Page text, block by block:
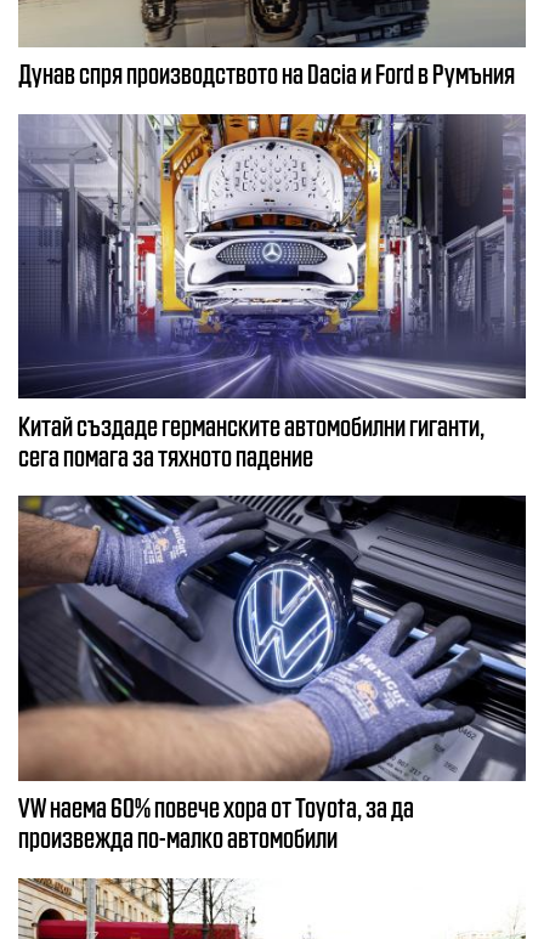
Дунав спря производството на Dacia и Ford в Румъния
Китай създаде германските автомобилни гиганти,
сега помага за тяхното падение
VW наема 60% повече хора от Toyota, за да
произвежда по-малко автомобили